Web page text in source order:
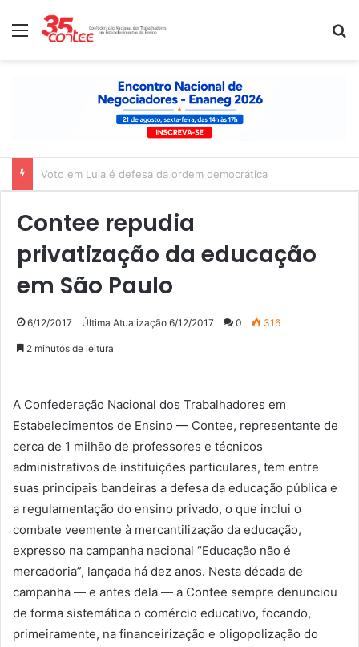
Menu
Nota de solidariedade ao povo venezuelano
Contee repudia
privatização da educação
em São Paulo
6/12/2017 Última Atualização 6/12/2017 0 316
2 minutos de leitura
A Confederação Nacional dos Trabalhadores em
Estabelecimentos de Ensino — Contee, representante de
cerca de 1 milhão de professores e técnicos
administrativos de instituições particulares, tem entre
suas principais bandeiras a defesa da educação pública e
a regulamentação do ensino privado, o que inclui o
combate veemente à mercantilização da educação,
expresso na campanha nacional “Educação não é
mercadoria”, lançada há dez anos. Nesta década de
campanha — e antes dela — a Contee sempre denunciou
de forma sistemática o comércio educativo, focando,
primeiramente, na financeirização e oligopolização do